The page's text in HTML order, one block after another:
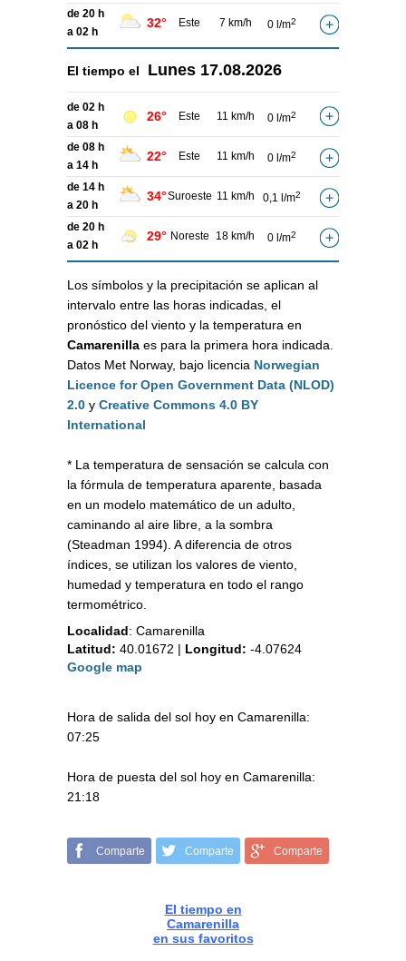
de 20 h
a 02 h
32° Este 7 km/h 0 l/m2
El tiempo el Lunes 17.08.2026
de 02 h
a 08 h
26° Este 11 km/h 0 l/m2
de 08 h
a 14 h
22° Este 11 km/h 0 l/m2
de 14 h
a 20 h
34°Suroeste 11 km/h 0,1 l/m2
de 20 h
a 02 h
29° Noreste 18 km/h 0 l/m2
Los símbolos y la precipitación se aplican al
intervalo entre las horas indicadas, el
pronóstico del viento y la temperatura en
Camarenilla es para la primera hora indicada.
Datos Met Norway, bajo licencia Norwegian
Licence for Open Government Data (NLOD)
2.0 y Creative Commons 4.0 BY
International
* La temperatura de sensación se calcula con
la fórmula de temperatura aparente, basada
en un modelo matemático de un adulto,
caminando al aire libre, a la sombra
(Steadman 1994). A diferencia de otros
índices, se utilizan los valores de viento,
humedad y temperatura en todo el rango
termométrico.
Localidad: Camarenilla
Latitud: 40.01672 | Longitud: -4.07624
Google map
Hora de salida del sol hoy en Camarenilla:
07:25
Hora de puesta del sol hoy en Camarenilla:
21:18
Comparte Comparte Comparte
El tiempo en
Camarenilla
en sus favoritos